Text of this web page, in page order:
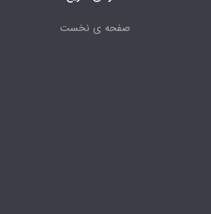
صفحه ی نخست